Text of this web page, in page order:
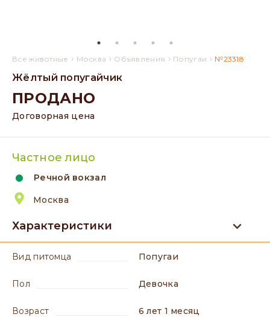
Все животные › Москва › Объявления › Попугаи › №23318
Жёлтый попугайчик
ПРОДАНО
Договорная цена
Частное лицо
Речной вокзал
Москва
Характеристики
вид питомца Попугаи
пол девочка
возраст 6 лет 1 месяц